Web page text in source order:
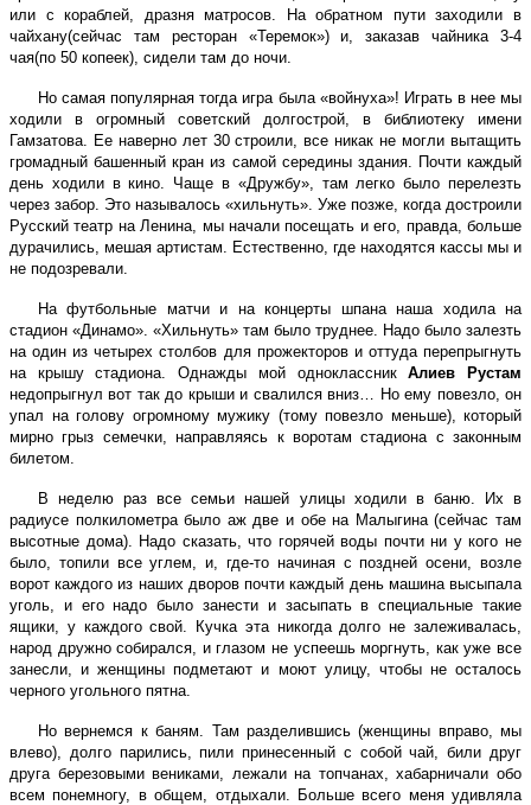
или с кораблей, дразня матросов. На обратном пути заходили в
чайхану(сейчас там ресторан «Теремок») и, заказав чайника 3-4
чая(по 50 копеек), сидели там до ночи.
Но самая популярная тогда игра была «войнуха»! Играть в нее мы
ходили в огромный советский долгострой, в библиотеку имени
Гамзатова. Ее наверно лет 30 строили, все никак не могли вытащить
громадный башенный кран из самой середины здания. Почти каждый
день ходили в кино. Чаще в «Дружбу», там легко было перелезть
через забор. Это называлось «хильнуть». Уже позже, когда достроили
Русский театр на Ленина, мы начали посещать и его, правда, больше
дурачились, мешая артистам. Естественно, где находятся кассы мы и
не подозревали.
На футбольные матчи и на концерты шпана наша ходила на
стадион «Динамо». «Хильнуть» там было труднее. Надо было залезть
на один из четырех столбов для прожекторов и оттуда перепрыгнуть
на крышу стадиона. Однажды мой одноклассникАлиев Рустам
недопрыгнул вот так до крыши и свалился вниз… Но ему повезло, он
упал на голову огромному мужику (тому повезло меньше), который
мирно грыз семечки, направляясь к воротам стадиона с законным
билетом.
В неделю раз все семьи нашей улицы ходили в баню. Их в
радиусе полкилометра было аж две и обе на Малыгина (сейчас там
высотные дома). Надо сказать, что горячей воды почти ни у кого не
было, топили все углем, и, где-то начиная с поздней осени, возле
ворот каждого из наших дворов почти каждый день машина высыпала
уголь, и его надо было занести и засыпать в специальные такие
ящики, у каждого свой. Кучка эта никогда долго не залеживалась,
народ дружно собирался, и глазом не успеешь моргнуть, как уже все
занесли, и женщины подметают и моют улицу, чтобы не осталось
черного угольного пятна.
Но вернемся к баням. Там разделившись (женщины вправо, мы
влево), долго парились, пили принесенный с собой чай, били друг
друга березовыми вениками, лежали на топчанах, хабарничали обо
всем понемногу, в общем, отдыхали. Больше всего меня удивляла